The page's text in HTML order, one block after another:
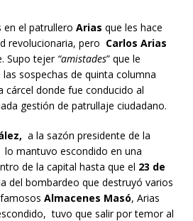
en el patrullero Arias que les hace
revolucionaria, pero Carlos Arias
Supo tejer “amistades” que le
sospechas de quinta columna
cárcel donde fue conducido al
gestión de patrullaje ciudadano.
a la sazón presidente de la
lo mantuvo escondido en una
de la capital hasta que el 23 de
del bombardeo que destruyó varios
Almacenes Masó, Arias
tuvo que salir por temor al